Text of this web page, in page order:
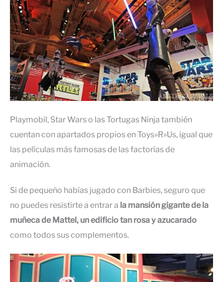
Playmobil, Star Wars o las Tortugas Ninja también
cuentan con apartados propios en Toys»R»Us, igual que
las películas más famosas de las factorías de
animación.
Si de pequeño habías jugado con Barbies, seguro que
no puedes resistirte a entrar a la mansión gigante de la
muñeca de Mattel, un edificio tan rosa y azucarado
como todos sus complementos.